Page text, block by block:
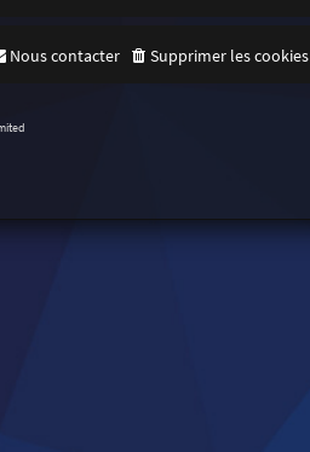
Supprimer les cookies
Nous contacter